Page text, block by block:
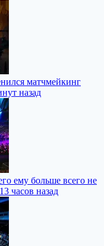
матчмейкинг
назад
ему больше всего не
13 часов назад